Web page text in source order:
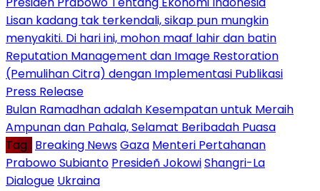
Lisan kadang tak terkendali, sikap pun mungkin
menyakiti. Di hari ini, mohon maaf lahir dan batin
Reputation Management dan Image Restoration
(Pemulihan Citra) dengan Implementasi Publikasi
Press Release
Bulan Ramadhan adalah Kesempatan untuk Meraih
Ampunan dan Pahala, Selamat Beribadah Puasa
Tag : Breaking NewsGaza Menteri Pertahanan
Prabowo Subianto Presideñ JokowiShangri-La
Dialogue Ukraina